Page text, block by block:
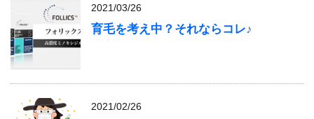
2021/03/26
育毛を考え中？それならコレ♪
2021/02/26